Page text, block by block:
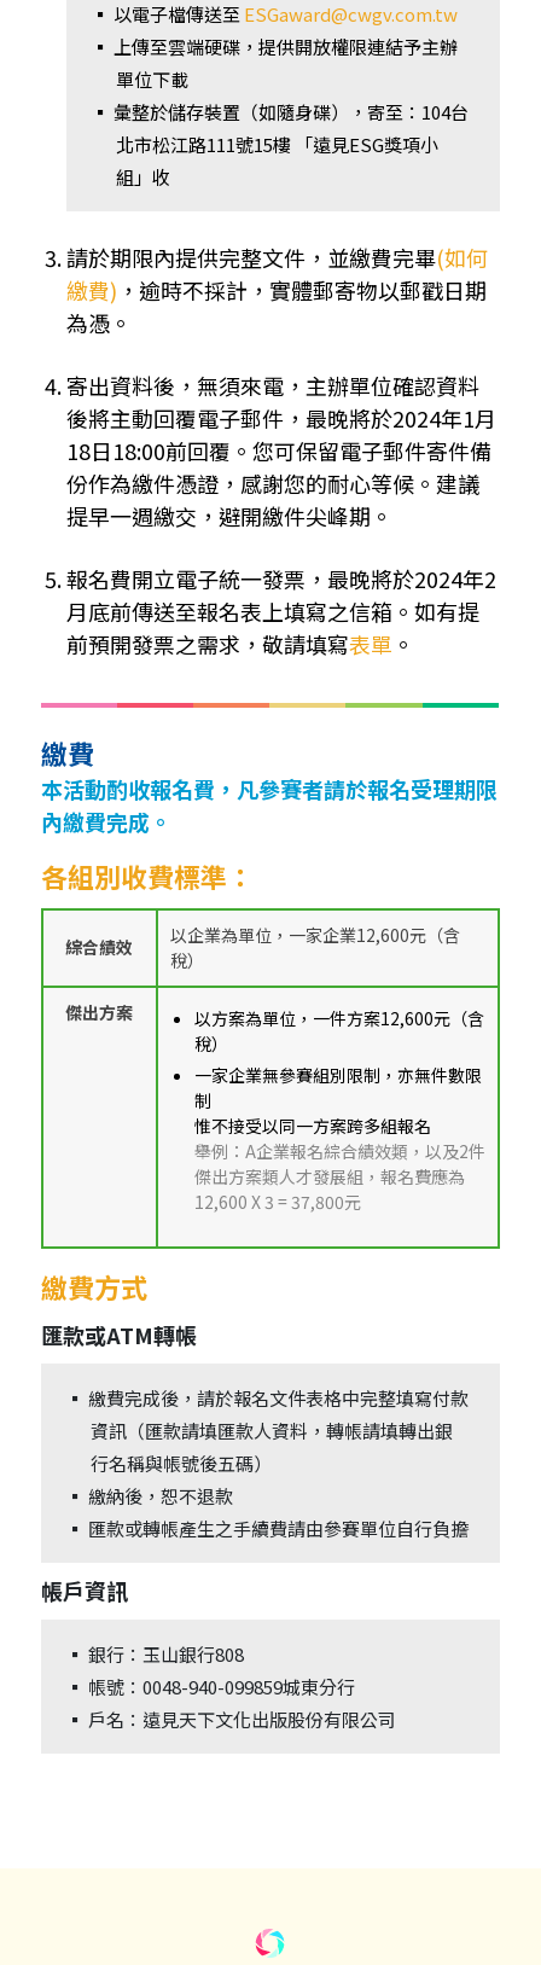
▪ 以電子檔傳送至 ESGaward@cwgv.com.tw
▪
上傳至雲端硬碟，提供開放權限連結予主辦
單位下載
▪ 彙整於儲存裝置（如隨身碟），寄至：104台
北市松江路111號15樓 「遠見ESG獎項小
組」收
請於期限內提供完整文件，並繳費完畢(如何
繳費) ，逾時不採計，實體郵寄物以郵戳日期
為憑。
寄出資料後，無須來電，主辦單位確認資料
後將主動回覆電子郵件，最晚將於2024年1月
18日18:00前回覆。您可保留電子郵件寄件備
份作為繳件憑證，感謝您的耐心等候。建議
提早一週繳交，避開繳件尖峰期。
報名費開立電子統一發票，最晚將於2024年2
月底前傳送至報名表上填寫之信箱。如有提
前預開發票之需求，敬請填寫表單 。
繳費
本活動酌收報名費，凡參賽者請於報名受理期限
內繳費完成。
各組別收費標準：
綜合績效
以企業為單位，一家企業12,600元（含
稅）
傑出方案
以方案為單位，一件方案12,600元（含
稅）
一家企業無參賽組別限制，亦無件數限
制
惟不接受以同一方案跨多組報名
舉例：A企業報名綜合績效類，以及2件
傑出方案類人才發展組，報名費應為
12,600 X 3 = 37,800元
繳費方式
匯款或ATM轉帳
▪ 繳費完成後，請於報名文件表格中完整填寫付款
資訊（匯款請填匯款人資料，轉帳請填轉出銀
行名稱與帳號後五碼）
▪ 繳納後，恕不退款
▪ 匯款或轉帳產生之手續費請由參賽單位自行負擔
帳戶資訊
▪ 銀行：玉山銀行808
▪ 帳號：0048-940-099859城東分行
▪ 戶名：遠見天下文化出版股份有限公司